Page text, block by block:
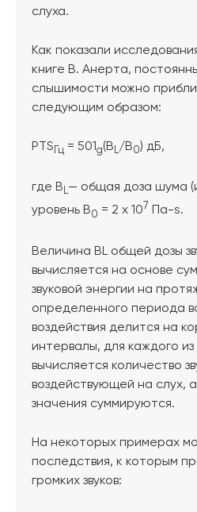
слуха.
Как показали
книге В. Анерта,
слышимости можно
следующим образом:
PTS Гц = 501g(В L/В0) дБ,
где B L— общая доза шума
уровень В0 = 2 x 107 Па-s.
Величина BL общей дозы
вычисляется на основе
звуковой энергии на
определенного периода
воздействия делится на
интервалы, для каждого
вычисляется количество
воздействующей на слух,
значения суммируются.
На некоторых примерах
последствия, к которым
громких звуков: